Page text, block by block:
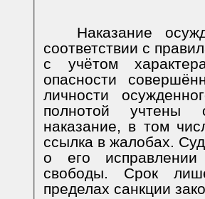
Наказание
соответствии с
с учётом
опасности
личности
полнотой учтены
наказание, в том
ссылка в жалобах.
о его
свободы. Срок
пределах санкции